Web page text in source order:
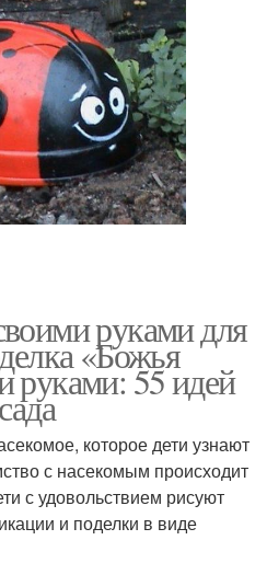
руками для
«Божья
руками: 55 идей
которое дети узнают
с насекомым происходит
с удовольствием рисуют
и поделки в виде